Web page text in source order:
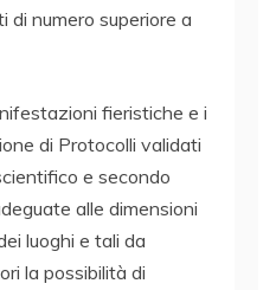
di numero superiore a
fieristiche e i
di Protocolli validati
e secondo
alle dimensioni
luoghi e tali da
la possibilità di